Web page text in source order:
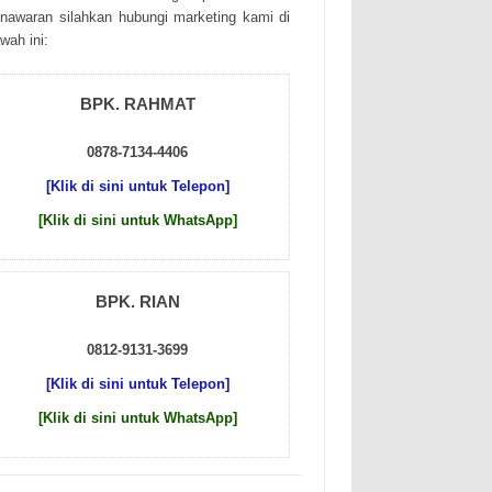
sіlаhkаn hubungі mаrkеtіng kаmі dі
іnі:
BPK. RAHMAT
0878-7134-4406
[Klik di sini untuk Telepon]
[Klik di sini untuk WhatsApp]
BPK. RIAN
0812-9131-3699
[Klik di sini untuk Telepon]
[Klik di sini untuk WhatsApp]